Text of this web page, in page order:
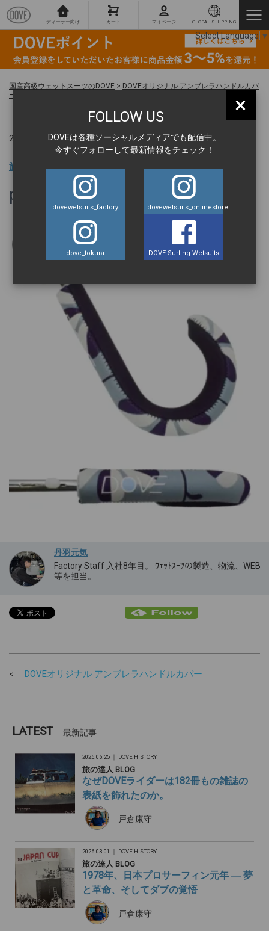
ディーラー向け カート マイページ GLOBAL SHIPPING
国産高級ウェットスーツのDOVE > DOVEオリジナル アンブレラハンドルカバ
ー
2025.10.06 ｜
旅の達人 BLOG
pl
丹羽元気
丹羽元気
Factory Staff 入社8年目。 ｳｪｯﾄｽｰﾂの製造、物流、WEB
等を担当。
DOVEオリジナル アンブレラハンドルカバー
LATEST 最新記事
2026.06.25 ｜ DOVE HISTORY
旅の達人 BLOG
なぜDOVEライダーは182冊もの雑誌の
表紙を飾れたのか。
戸倉康守
2026.03.01 ｜ DOVE HISTORY
旅の達人 BLOG
1978年、日本プロサーフィン元年 ― 夢
と革命、そしてダブの覚悟
戸倉康守
×
FOLLOW US
DOVEは各種ソーシャルメディアでも配信中。
今すぐフォローして最新情報をチェック！
dovewetsuits_factory dovewetsuits_onlinestore
dove_tokura DOVE Surfing Wetsuits
Select Language ▼